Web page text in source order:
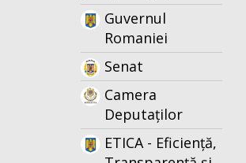
Guvernul
Romaniei
Senat
Camera
Deputaților
ETICA - Eficiență,